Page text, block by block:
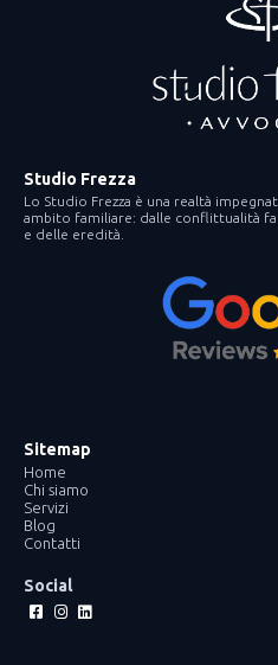
Studio Frezza
Lo Studio Frezza è una realtà
ambito familiare: dalle conflittualità
e delle eredità.
Sitemap
Home
Chi siamo
Servizi
Blog
Contatti
Social
Facebook-
square
Instagram
Linkedin